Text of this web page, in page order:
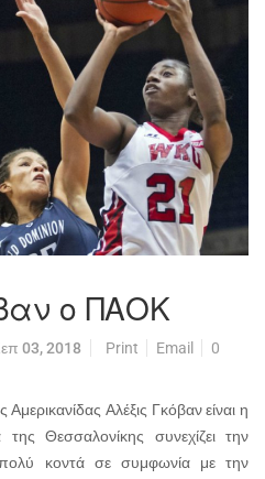
ο ΠΑΟΚ
03, 2018 Print Email
0
Αλέξις Γκόβαν είναι η
Θεσσαλονίκης συνεχίζει την
πολύ κοντά σε συμφωνία με την